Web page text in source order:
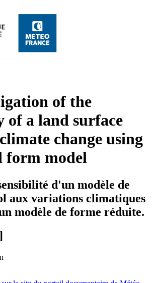
of the
of a land surface
change using
form model
d'un modèle de
aux variations climatiques
modèle de forme réduite.